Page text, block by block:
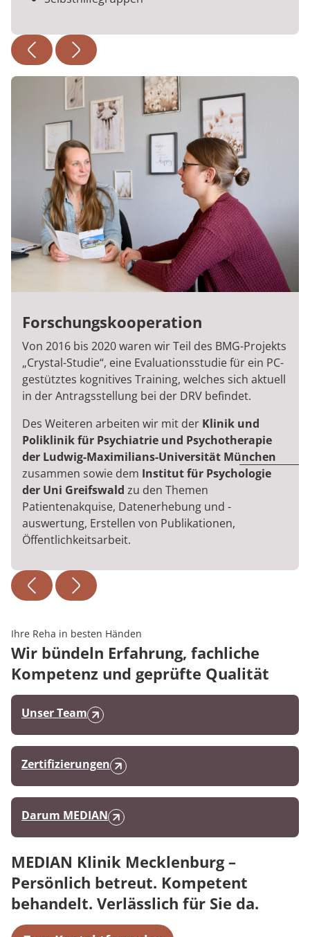
Forschungskooperation
Von 2016 bis 2020 waren wir Teil des BMG-Projekts
„Crystal-Studie“, eine Evaluationsstudie für ein PC-
gestütztes kognitives Training, welches sich aktuell
in der Antragsstellung bei der DRV befindet.
Des Weiteren arbeiten wir mit der Klinik und
Poliklinik für Psychiatrie und Psychotherapie
der Ludwig-Maximilians-Universität München
zusammen sowie dem Institut für Psychologie
der Uni Greifswald zu den Themen
Patientenakquise, Datenerhebung und -
auswertung, Erstellen von Publikationen,
Öffentlichkeitsarbeit.
Ihre Reha in besten Händen
Wir bündeln Erfahrung, fachliche
Kompetenz und geprüfte Qualität
Unser Team
Zertifizierungen
Darum MEDIAN
MEDIAN Klinik Mecklenburg –
Persönlich betreut. Kompetent
behandelt. Verlässlich für Sie da.